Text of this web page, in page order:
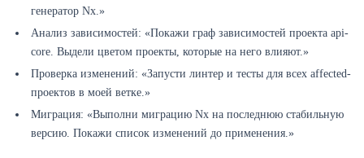
генератор Nx.»
Анализ зависимостей: «Покажи граф зависимостей проекта api-
core. Выдели цветом проекты, которые на него влияют.»
Проверка изменений: «Запусти линтер и тесты для всех affected-
проектов в моей ветке.»
Миграция: «Выполни миграцию Nx на последнюю стабильную
версию. Покажи список изменений до применения.»